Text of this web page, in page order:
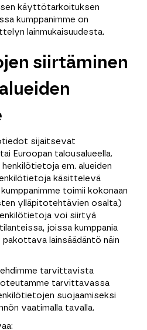
käyttötarkoituksen
kumppanimme on
lainmukaisuudesta.
siirtäminen
sijaitsevat
Euroopan talousalueella.
em. alueiden
käsittelevä
toimii kokonaan
ylläpitotehtävien osalta)
voi siirtyä
joissa kumppania
pakottava lainsäädäntö näin
tarvittavista
tarvittavassa
suojaamiseksi
vaatimalla tavalla.